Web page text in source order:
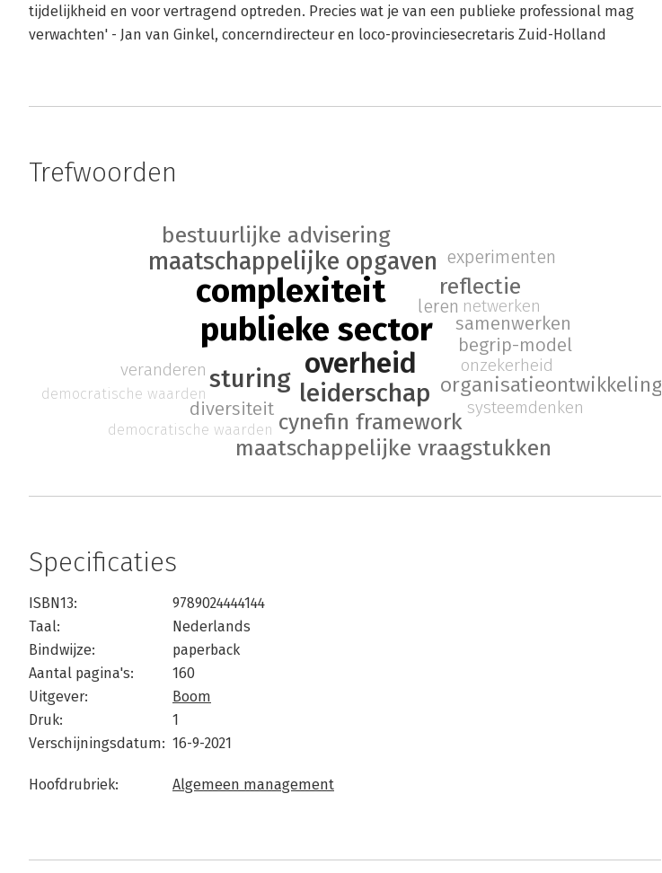
tijdelijkheid en voor vertragend optreden. Precies wat je van een publieke professional mag
verwachten' - Jan van Ginkel, concerndirecteur en loco-provinciesecretaris Zuid-Holland
Trefwoorden
publieke sector
complexiteit
overheid
leiderschap
sturing
maatschappelijke opgaven
reflectie
cynefin framework
bestuurlijke advisering
organisatieontwikkeling
maatschappelijke vraagstukken
leren
samenwerken
begrip-model
diversiteit
experimenten
onzekerheid
netwerken
veranderen
systeemdenken
democratische waarden
democratische waarden
Specificaties
ISBN13:
9789024444144
Taal:
Nederlands
Bindwijze:
paperback
Aantal pagina's:
160
Uitgever:
Boom
Druk:
1
Verschijningsdatum: 16-9-2021
Hoofdrubriek: Algemeen management